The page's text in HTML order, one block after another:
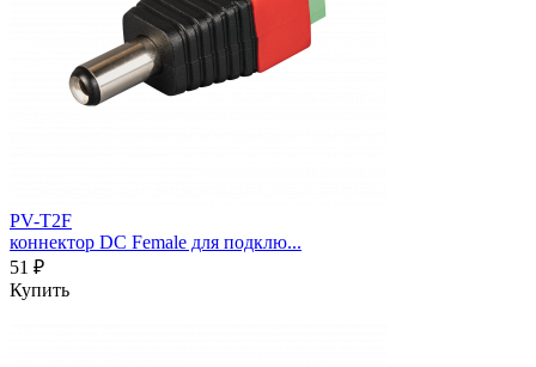
PV-T2F
коннектор DC Female для подклю...
51 ₽
Купить